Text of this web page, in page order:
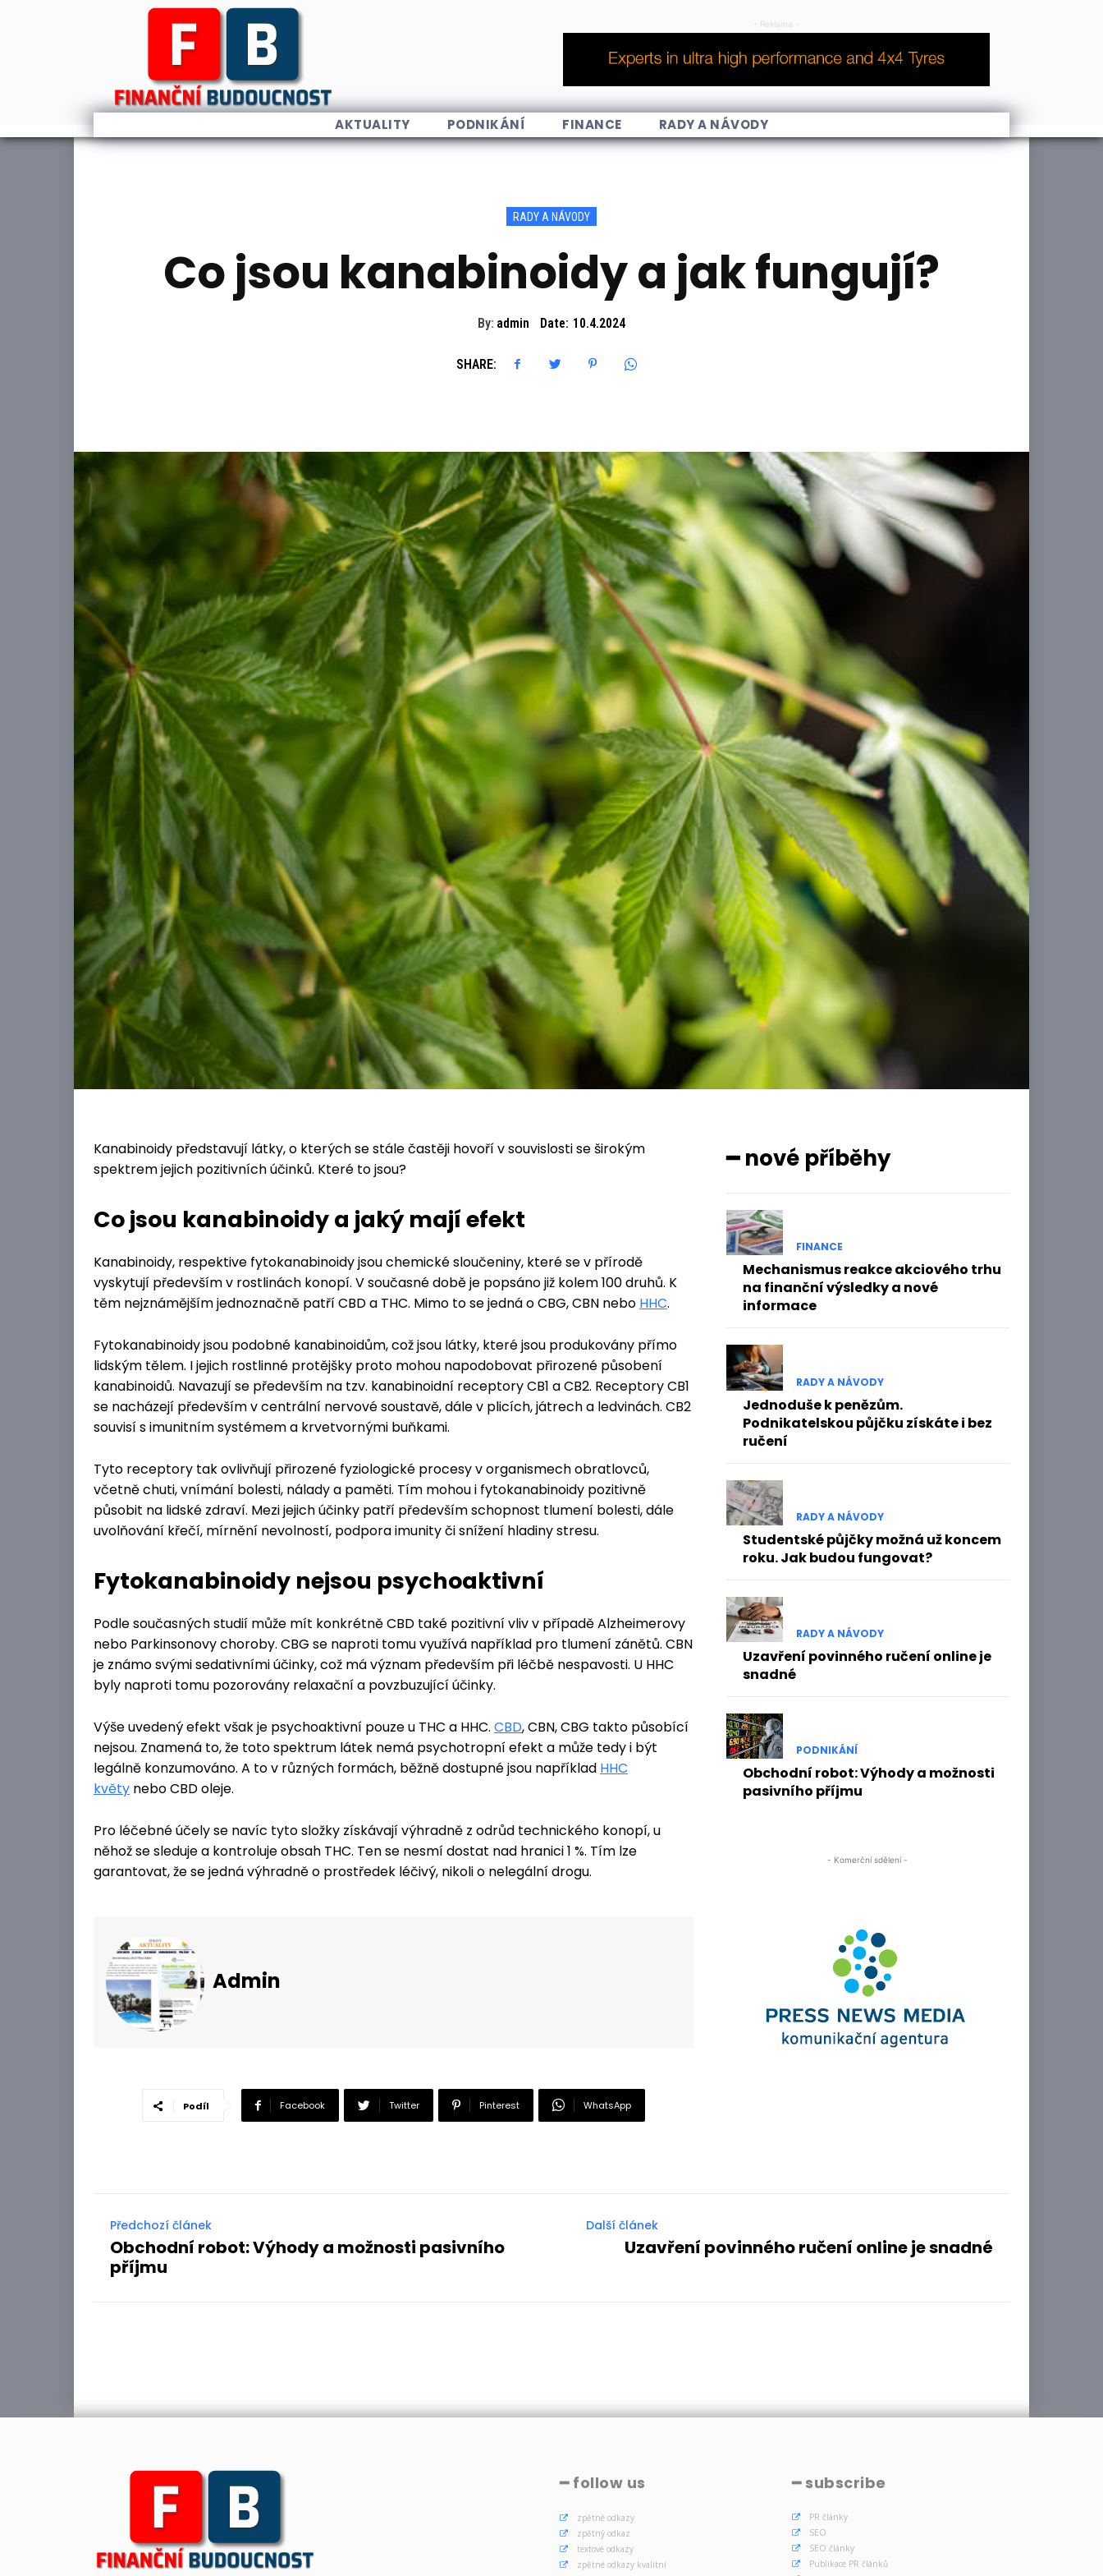
- Reklama -
AKTUALITY PODNIKÁNÍ FINANCE RADY A NÁVODY
RADY A NÁVODY
Co jsou kanabinoidy a jak fungují?
By: admin Date: 10.4.2024
SHARE:
Kanabinoidy představují látky, o kterých se stále častěji hovoří v souvislosti se širokým
spektrem jejich pozitivních účinků. Které to jsou?
Co jsou kanabinoidy a jaký mají efekt
Kanabinoidy, respektive fytokanabinoidy jsou chemické sloučeniny, které se v přírodě
vyskytují především v rostlinách konopí. V současné době je popsáno již kolem 100 druhů. K
těm nejznámějším jednoznačně patří CBD a THC. Mimo to se jedná o CBG, CBN nebo HHC.
Fytokanabinoidy jsou podobné kanabinoidům, což jsou látky, které jsou produkovány přímo
lidským tělem. I jejich rostlinné protějšky proto mohou napodobovat přirozené působení
kanabinoidů. Navazují se především na tzv. kanabinoidní receptory CB1 a CB2. Receptory CB1
se nacházejí především v centrální nervové soustavě, dále v plicích, játrech a ledvinách. CB2
souvisí s imunitním systémem a krvetvornými buňkami.
Tyto receptory tak ovlivňují přirozené fyziologické procesy v organismech obratlovců,
včetně chuti, vnímání bolesti, nálady a paměti. Tím mohou i fytokanabinoidy pozitivně
působit na lidské zdraví. Mezi jejich účinky patří především schopnost tlumení bolesti, dále
uvolňování křečí, mírnění nevolností, podpora imunity či snížení hladiny stresu.
Fytokanabinoidy nejsou psychoaktivní
Podle současných studií může mít konkrétně CBD také pozitivní vliv v případě Alzheimerovy
nebo Parkinsonovy choroby. CBG se naproti tomu využívá například pro tlumení zánětů. CBN
je známo svými sedativními účinky, což má význam především při léčbě nespavosti. U HHC
byly naproti tomu pozorovány relaxační a povzbuzující účinky.
Výše uvedený efekt však je psychoaktivní pouze u THC a HHC. CBD, CBN, CBG takto působící
nejsou. Znamená to, že toto spektrum látek nemá psychotropní efekt a může tedy i být
legálně konzumováno. A to v různých formách, běžně dostupné jsou například HHC
květy nebo CBD oleje.
Pro léčebné účely se navíc tyto složky získávají výhradně z odrůd technického konopí, u
něhož se sleduje a kontroluje obsah THC. Ten se nesmí dostat nad hranici 1 %. Tím lze
garantovat, že se jedná výhradně o prostředek léčivý, nikoli o nelegální drogu.
Admin
Podíl Facebook Twitter Pinterest WhatsApp
━ nové příběhy
FINANCE
Mechanismus reakce akciového trhu
na finanční výsledky a nové
informace
RADY A NÁVODY
Jednoduše k penězům.
Podnikatelskou půjčku získáte i bez
ručení
RADY A NÁVODY
Studentské půjčky možná už koncem
roku. Jak budou fungovat?
RADY A NÁVODY
Uzavření povinného ručení online je
snadné
PODNIKÁNÍ
Obchodní robot: Výhody a možnosti
pasivního příjmu
- Komerční sdělení -
Předchozí článek
Obchodní robot: Výhody a možnosti pasivního
příjmu
Další článek
Uzavření povinného ručení online je snadné
━ follow us
zpětné odkazy
zpětný odkaz
textové odkazy
zpětné odkazy kvalitní
━ subscribe
PR články
SEO
SEO články
Publikace PR článků